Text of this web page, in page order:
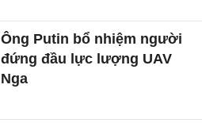
Ông Putin bổ nhiệm người
đứng đầu lực lượng UAV
Nga